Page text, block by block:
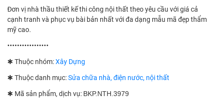
Đơn vị nhà thầu thiết kế thi công nội thất theo yêu cầu với giá cả
cạnh tranh và phục vụ bài bản nhất với đa dạng mẫu mã đẹp thẩm
mỹ cao.
•••••••••••••••••
✱ Thuộc nhóm:Xây Dựng
✱ Thuộc danh mục:Sửa chữa nhà, điện nước, nội thất
✱ Mã sản phẩm, dịch vụ: BKP.NTH.3979